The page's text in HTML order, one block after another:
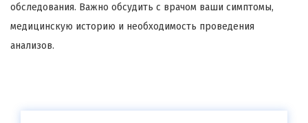
обследования. Важно обсудить с врачом ваши симптомы,
медицинскую историю и необходимость проведения
анализов.